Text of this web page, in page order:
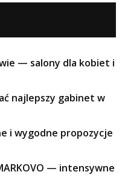
— salony dla kobiet i
najlepszy gabinet w
i wygodne propozycje
— intensywne